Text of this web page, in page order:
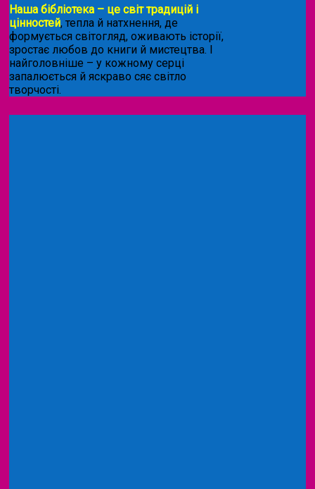
Наша бібліотека – це світ традицій і
цінностей, тепла й натхнення, де
формується світогляд, оживають історії,
зростає любов до книги й мистецтва. І
найголовніше – у кожному серці
запалюється й яскраво сяє світло
творчості.